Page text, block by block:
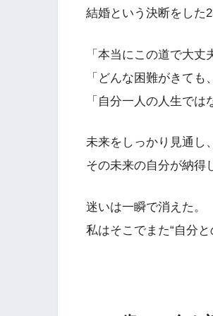
結婚という決断をした
「本当にこの道で大丈
「どんな困難がきても
「自分一人の人生では
未来をしっかり見通し、
その未来の自分が納得
迷いは一瞬で消えた。
私はそこでまた“自分と